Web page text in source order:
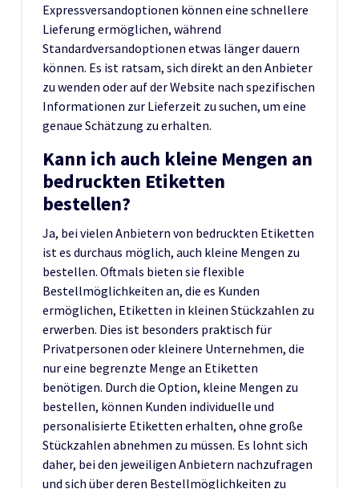
Expressversandoptionen können eine schnellere
Lieferung ermöglichen, während
Standardversandoptionen etwas länger dauern
können. Es ist ratsam, sich direkt an den Anbieter
zu wenden oder auf der Website nach spezifischen
Informationen zur Lieferzeit zu suchen, um eine
genaue Schätzung zu erhalten.
Kann ich auch kleine Mengen an
bedruckten Etiketten
bestellen?
Ja, bei vielen Anbietern von bedruckten Etiketten
ist es durchaus möglich, auch kleine Mengen zu
bestellen. Oftmals bieten sie flexible
Bestellmöglichkeiten an, die es Kunden
ermöglichen, Etiketten in kleinen Stückzahlen zu
erwerben. Dies ist besonders praktisch für
Privatpersonen oder kleinere Unternehmen, die
nur eine begrenzte Menge an Etiketten
benötigen. Durch die Option, kleine Mengen zu
bestellen, können Kunden individuelle und
personalisierte Etiketten erhalten, ohne große
Stückzahlen abnehmen zu müssen. Es lohnt sich
daher, bei den jeweiligen Anbietern nachzufragen
und sich über deren Bestellmöglichkeiten zu